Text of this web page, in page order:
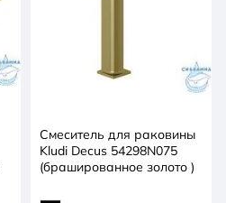
Смеситель для раковины
Kludi Decus 54298N075
(брашированное золото )